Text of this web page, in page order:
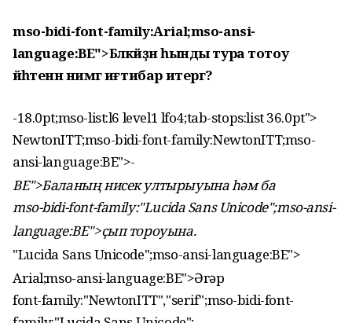
mso-bidi-font-family:Arial;mso-ansi-
language:BE">Бәләкәйҙән һынды тура тотоу
йәһәтенән нимәгә иғтибар итергә?
-18.0pt;mso-list:l6 level1 lfo4;tab-stops:list 36.0pt">
NewtonITT;mso-bidi-font-family:NewtonITT;mso-
ansi-language:BE">-
BE">Баланың нисек ултырыуына һәм ба
mso-bidi-font-family:"Lucida Sans Unicode";mso-ansi-
language:BE">ҫып тороуына.
"Lucida Sans Unicode";mso-ansi-language:BE">
Arial;mso-ansi-language:BE">Әгәр
font-family:"NewtonITT","serif";mso-bidi-font-